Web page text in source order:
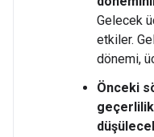
Gelecek
etkiler.
dönemi,
Önceki